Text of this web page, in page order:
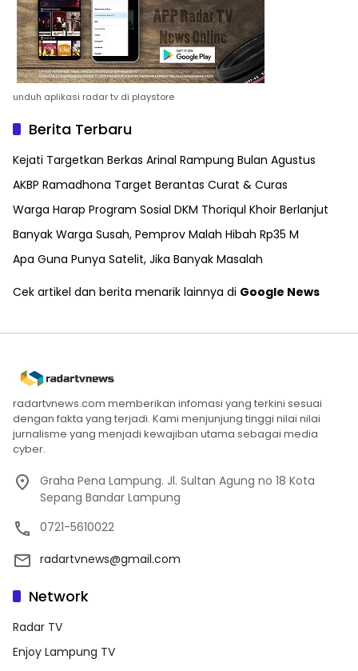
unduh aplikasi radar tv di playstore
Berita Terbaru
Kejati Targetkan Berkas Arinal Rampung Bulan Agustus
AKBP Ramadhona Target Berantas Curat & Curas
Warga Harap Program Sosial DKM Thoriqul Khoir Berlanjut
Banyak Warga Susah, Pemprov Malah Hibah Rp35 M
Apa Guna Punya Satelit, Jika Banyak Masalah
Cek artikel dan berita menarik lainnya di Google News
radartvnews.com memberikan infomasi yang terkini sesuai
dengan fakta yang terjadi. Kami menjunjung tinggi nilai nilai
jurnalisme yang menjadi kewajiban utama sebagai media
cyber.
Graha Pena Lampung. Jl. Sultan Agung no 18 Kota
Sepang Bandar Lampung
0721-5610022
radartvnews@gmail.com
Network
Radar TV
Enjoy Lampung TV